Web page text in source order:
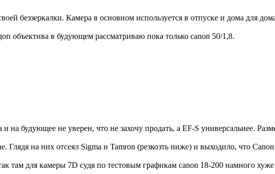
беззеркалки. Камера в основном используется в отпуске и дома для
объектива в будующем рассматриваю пока только canon 50/1,8.
на будующее не уверен, что не захочу продать, а EF-S универсальнее.
Глядя на них отсеял Sigma и Tamron (резкозть ниже) и выходило, что
там для камеры 7D судя по тестовым графикам canon 18-200 намного